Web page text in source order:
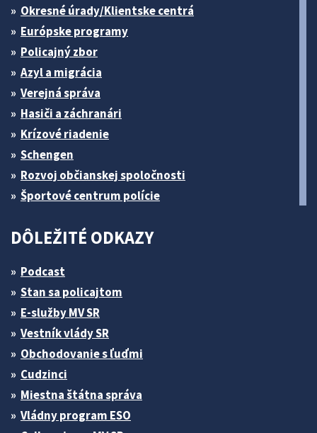
Okresné úrady/Klientske centrá
Európske programy
Policajný zbor
Azyl a migrácia
Verejná správa
Hasiči a záchranári
Krízové riadenie
Schengen
Rozvoj občianskej spoločnosti
Športové centrum polície
DÔLEŽITÉ ODKAZY
Podcast
Stan sa policajtom
E-služby MV SR
Vestník vlády SR
Obchodovanie s ľuďmi
Cudzinci
Miestna štátna správa
Vládny program ESO